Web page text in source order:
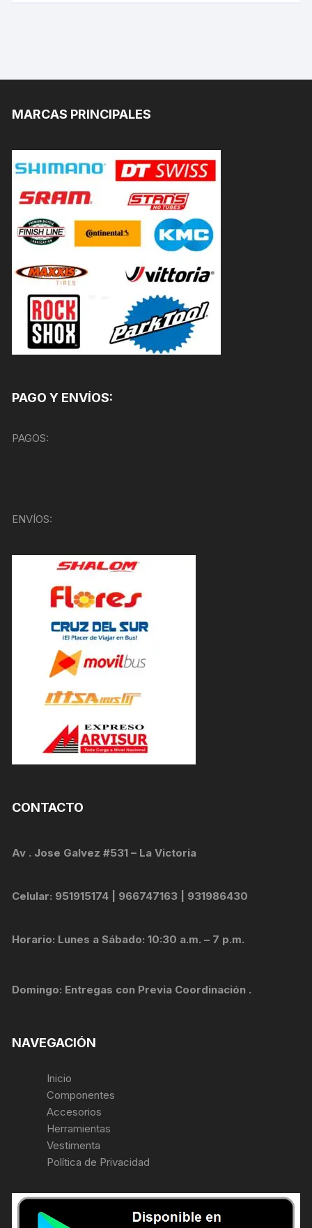
MARCAS PRINCIPALES
PAGO Y ENVÍOS:
PAGOS:
ENVÍOS:
CONTACTO
Av . Jose Galvez #531 – La Victoria
Celular: 951915174 | 966747163 | 931986430
Horario: Lunes a Sábado: 10:30 a.m. – 7 p.m.
Domingo: Entregas con Previa Coordinación .
NAVEGACIÓN
Inicio
Componentes
Accesorios
Herramientas
Vestimenta
Política de Privacidad